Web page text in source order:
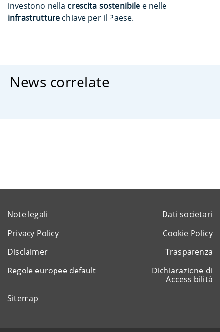
investono nella crescita sostenibile e nelle
infrastrutture chiave per il Paese.
News correlate
Note legali
Dati societari
Privacy Policy
Cookie Policy
Disclaimer
Trasparenza
Regole europee default
Dichiarazione di
Accessibilità
Sitemap